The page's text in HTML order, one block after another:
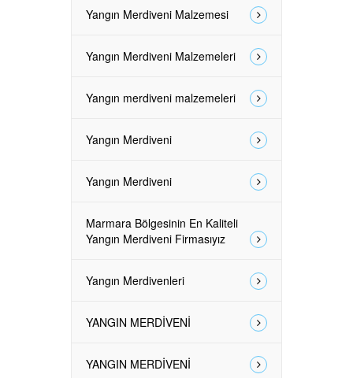
Yangın Merdiveni Malzemesi
Yangın Merdiveni Malzemeleri
Yangın merdiveni malzemeleri
Yangın Merdiveni
Yangın Merdiveni
Marmara Bölgesinin En Kaliteli
Yangın Merdiveni Firmasıyız
Yangın Merdivenleri
YANGIN MERDİVENİ
YANGIN MERDİVENİ